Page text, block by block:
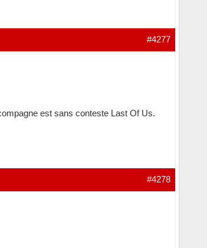
#4277
est sans conteste Last Of Us.
#4278